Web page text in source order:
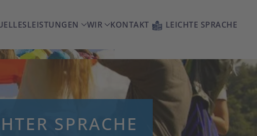
LEISTUNGEN WIR KONTAKT LEICHTE SPRACHE
SPRACHE